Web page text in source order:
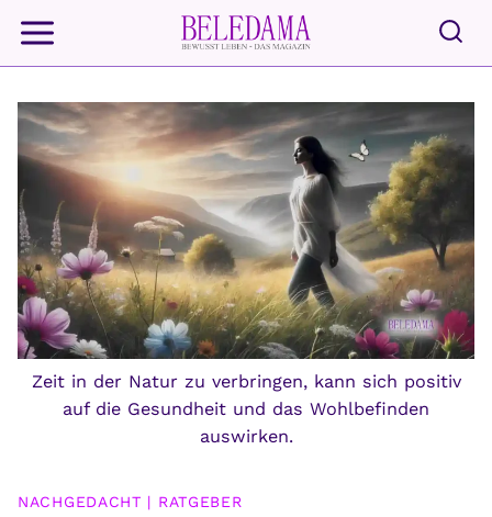
Inhalt
springen
Zeit in der Natur zu verbringen, kann sich positiv
auf die Gesundheit und das Wohlbefinden
auswirken.
NACHGEDACHT | RATGEBER